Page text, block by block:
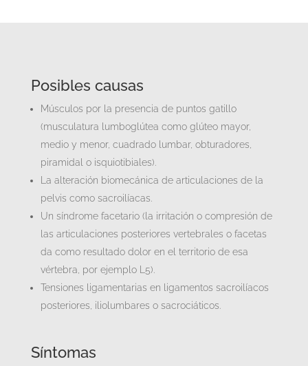
Posibles causas
Músculos por la presencia de puntos gatillo
(musculatura lumboglútea como glúteo mayor,
medio y menor, cuadrado lumbar, obturadores,
piramidal o isquiotibiales).
La alteración biomecánica de articulaciones de la
pelvis como sacroilíacas.
Un síndrome facetario (la irritación o compresión de
las articulaciones posteriores vertebrales o facetas
da como resultado dolor en el territorio de esa
vértebra, por ejemplo L5).
Tensiones ligamentarias en ligamentos sacroilíacos
posteriores, iliolumbares o sacrociáticos.
Síntomas